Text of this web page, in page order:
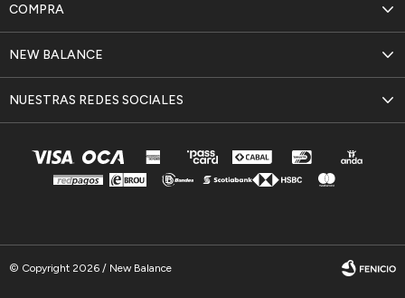
NEW BALANCE
COMPRA
NUESTRAS REDES SOCIALES
© Copyright 2026 / New Balance